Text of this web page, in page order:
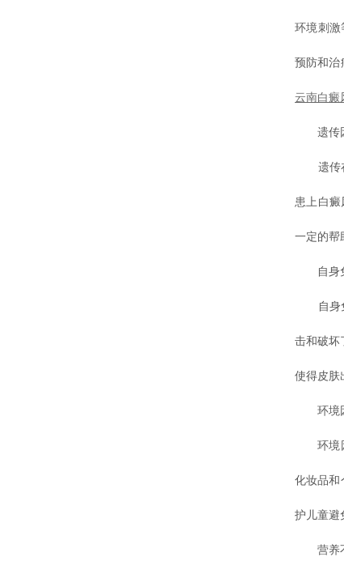
环境刺激
预防和治
云南白癜
遗传
遗传在
患上白
一定的帮
自身
自身免
击和破坏
使得皮肤
环境
环境因
化妆品和
护儿童避
营养